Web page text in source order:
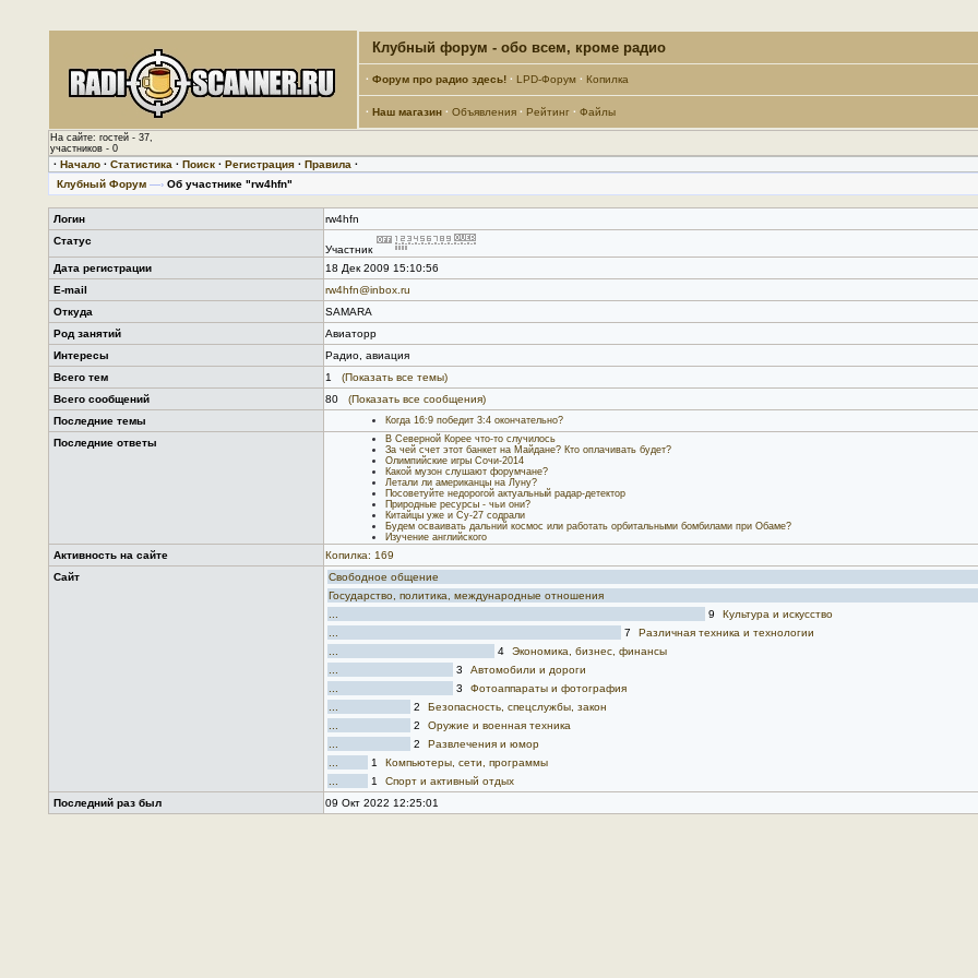
Клубный форум - обо всем, кроме радио
· Форум про радио здесь! · LPD-Форум · Копилка
· Наш магазин · Объявления · Рейтинг · Файлы
На сайте: гостей - 37,
участников - 0
· Начало· Статистика · Поиск· Регистрация· Правила ·
Клубный Форум —›Об участнике "rw4hfn"
Логин
rw4hfn
Статус
Участник
Дата регистрации
18 Дек 2009 15:10:56
E-mail
rw4hfn@inbox.ru
Откуда
SAMARA
Род занятий
Авиаторр
Интересы
Радио, авиация
Всего тем
1
(Показать все темы)
Всего сообщений
80
(Показать все сообщения)
Последние темы
Когда 16:9 победит 3:4 окончательно?
Последние ответы
В Северной Корее что-то случилось
За чей счет этот банкет на Майдане? Кто оплачивать будет?
Олимпийские игры Сочи-2014
Какой музон слушают форумчане?
Летали ли американцы на Луну?
Посоветуйте недорогой актуальный радар-детектор
Природные ресурсы - чьи они?
Китайцы уже и Су-27 содрали
Будем осваивать дальний космос или работать орбитальными бомбилами при Обаме?
Изучение английского
Активность на сайте
Копилка: 169
Сайт
Свободное общение
Государство, политика, международные отношения
9
Культура и искусство
7
Различная техника и технологии
4
Экономика, бизнес, финансы
3
Автомобили и дороги
3
Фотоаппараты и фотография
2
Безопасность, спецслужбы, закон
2
Оружие и военная техника
2
Развлечения и юмор
1
Компьютеры, сети, программы
1
Спорт и активный отдых
Последний раз был
09 Окт 2022 12:25:01